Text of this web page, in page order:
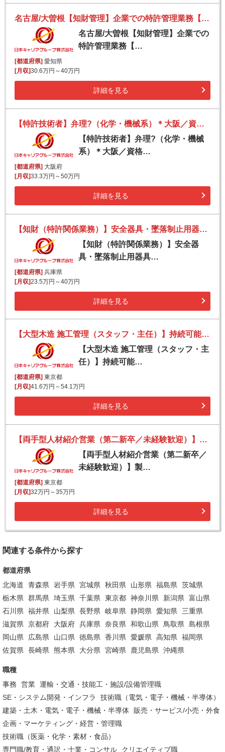
名古屋/大曽根【知財管理】企業での特許管理業務【有給取得◎/ベテラン◎/定時勤務◎】
名古屋/大曽根【知財管理】企業での
特許管理業務【…
[都道府県] 愛知県
[月収]30.6万円～40万円
詳細を見る
【特許技術者】弁理?（化学・機械系）＊大阪／資格無OK！ご経験を活かし弁理?を?指せます◆賞与実績4.4ヶ?分
【特許技術者】弁理?（化学・機械
系）＊大阪／資格…
[都道府県]大阪府
[月収]33.3万円～50万円
詳細を見る
【知財（特許関係業務）】安全器具・墜落制止用器具の草分け的メーカー／完全週休2日制／賞与年2回／風通しの良い環境で働きやすさ抜群◎
【知財（特許関係業務）】安全器
具・墜落制止用器具…
[都道府県]兵庫県
[月収]23.5万円～40万円
詳細を見る
【大型木造 施工管理（スタッフ・主任）】持続可能で豊かな社会の実現に貢献｜トーヨー冨士工／建築本部｜土日祝休み・年休126日◎
【大型木造 施工管理（スタッフ・主
任）】持続可能…
[都道府県] 東京都
[月収]41.6万円～54.1万円
詳細を見る
【両手型人材紹介営業（第二新卒／未経験歓迎）】製造業特化／インセンティブ◎／年休123日・土日祝休み◎
【両手型人材紹介営業（第二新卒／
未経験歓迎）】製…
[都道府県] 東京都
[月収]32万円～35万円
詳細を見る
関連する条件から探す
都道府県
北海道
青森県 岩手県 宮城県 秋田県 山形県 福島県 茨城県
栃木県 群馬県 埼玉県 千葉県 東京都 神奈川県 新潟県 富山県
石川県 福井県 山梨県 長野県 岐阜県 静岡県 愛知県 三重県
滋賀県 京都府 大阪府 兵庫県 奈良県 和歌山県 鳥取県 島根県
岡山県
広島県 山口県 徳島県 香川県 愛媛県 高知県 福岡県
佐賀県 長崎県 熊本県 大分県 宮崎県 鹿児島県 沖縄県
職種
事務
営業 運輸・交通・技能工・施設/設備管理職
SE・システム開発・インフラ
技術職（電気・電子・機械・半導体）
建築・土木・電気・電子・機械・半導体 販売・サービス/小売・外食
企画・マーケティング・経営・管理職
技術職（医薬・化学・素材・食品）
専門職/教育・通訳・士業・コンサル
クリエイティブ職